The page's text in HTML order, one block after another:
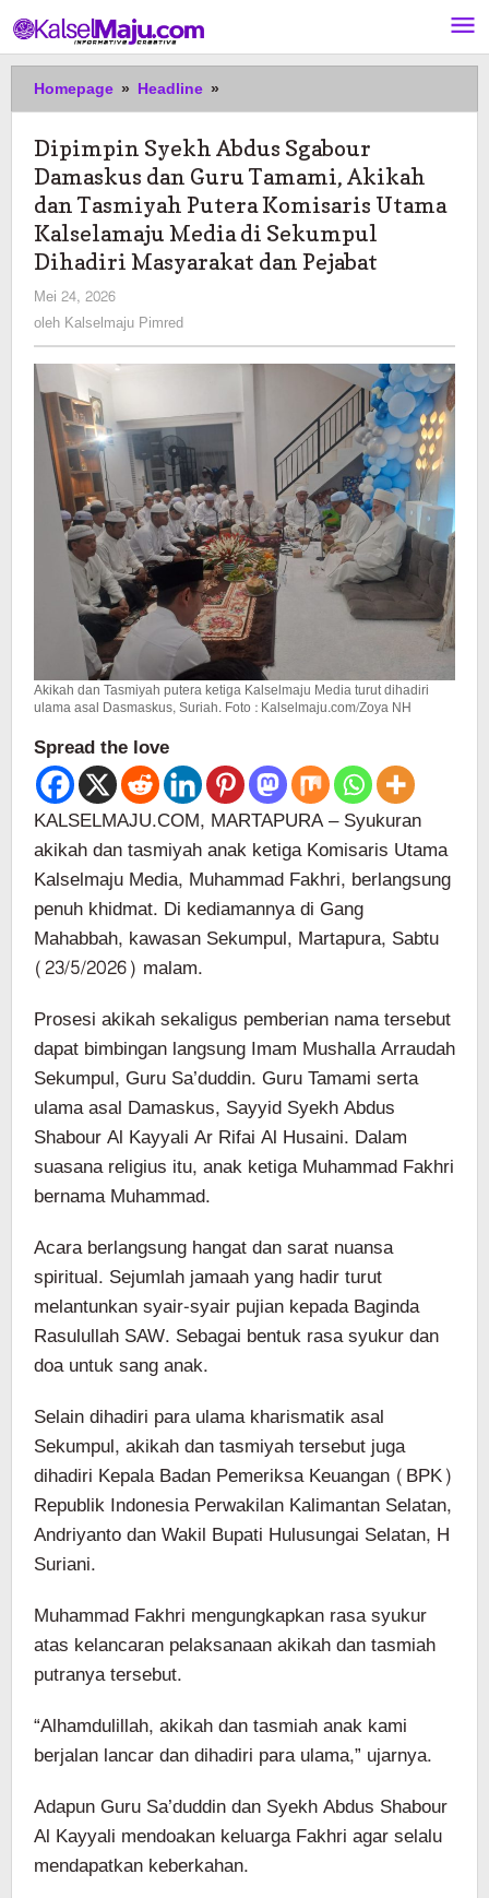
ke
konten
Homepage » Headline »
Syekh
Abdus
Sgabour
Damaskus
dan
Guru
Tamami,
Akikah
Putera
Komisaris
Kalselamaju
Media
di
Sekumpul
Dihadiri
Masyarakat
dan
Pejabat
Dipimpin Syekh Abdus Sgabour
Damaskus dan Guru Tamami, Akikah
dan Tasmiyah Putera Komisaris Utama
Kalselamaju Media di Sekumpul
Dihadiri Masyarakat dan Pejabat
Mei 24, 2026
Kalselmaju
Pimred
oleh Kalselmaju Pimred
Akikah dan Tasmiyah putera ketiga Kalselmaju Media turut dihadiri
ulama asal Dasmaskus, Suriah. Foto : Kalselmaju.com/Zoya NH
Spread the love
KALSELMAJU.COM, MARTAPURA – Syukuran
akikah dan tasmiyah anak ketiga Komisaris Utama
Kalselmaju Media,⁠ Muhammad Fakhri, berlangsung
penuh khidmat. Di kediamannya di Gang
Mahabbah, kawasan Sekumpul, Martapura, Sabtu
(23/5/2026) malam.
Prosesi akikah sekaligus pemberian nama tersebut
dapat bimbingan langsung Imam Mushalla Arraudah
Sekumpul, Guru Sa’duddin. Guru Tamami serta
ulama asal Damaskus, Sayyid Syekh Abdus
Shabour Al Kayyali Ar Rifai Al Husaini. Dalam
suasana religius itu, anak ketiga Muhammad Fakhri
bernama Muhammad.
Acara berlangsung hangat dan sarat nuansa
spiritual. Sejumlah jamaah yang hadir turut
melantunkan syair-syair pujian kepada Baginda
Rasulullah SAW. Sebagai bentuk rasa syukur dan
doa untuk sang anak.
Selain dihadiri para ulama kharismatik asal
Sekumpul, akikah dan tasmiyah tersebut juga
dihadiri Kepala Badan Pemeriksa Keuangan (BPK)
Republik Indonesia Perwakilan Kalimantan Selatan,
Andriyanto dan Wakil Bupati Hulusungai Selatan, H
Suriani.
Muhammad Fakhri mengungkapkan rasa syukur
atas kelancaran pelaksanaan akikah dan tasmiah
putranya tersebut.
“Alhamdulillah, akikah dan tasmiah anak kami
berjalan lancar dan dihadiri para ulama,” ujarnya.
Adapun Guru Sa’duddin dan Syekh Abdus Shabour
Al Kayyali mendoakan keluarga Fakhri agar selalu
mendapatkan keberkahan.